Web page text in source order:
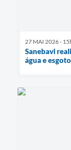
27 MAI 2026 -
Sanebavi
água e